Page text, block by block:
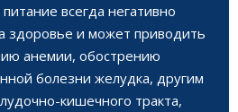
всегда негативно
здоровье и может приводить
анемии, обострению
болезни желудка, другим
кишечного тракта,